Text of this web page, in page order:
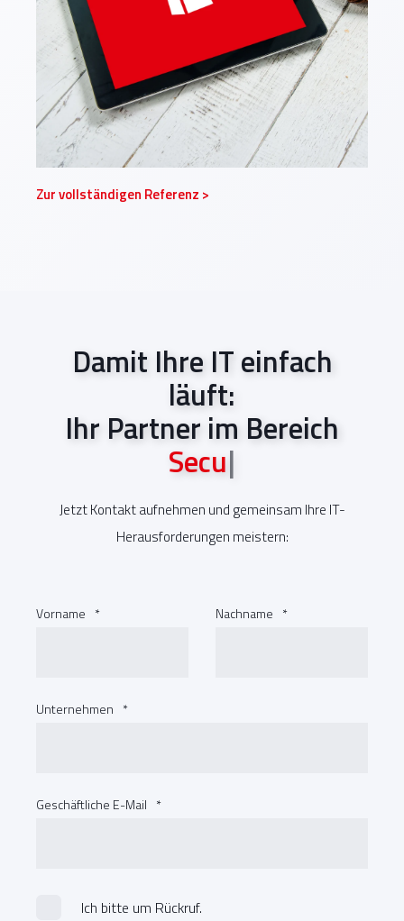
Zur vollständigen Referenz >
Damit Ihre IT einfach
läuft:
Ihr Partner im Bereich
munica
Jetzt Kontakt aufnehmen und gemeinsam Ihre IT-
Herausforderungen meistern:
Vorname * Nachname *
Unternehmen *
Geschäftliche E-Mail *
Ich bitte um Rückruf.